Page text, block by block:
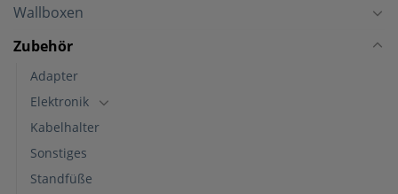
Wallboxen
Zubehör
Adapter
Elektronik
Kabelhalter
Sonstiges
Standfüße